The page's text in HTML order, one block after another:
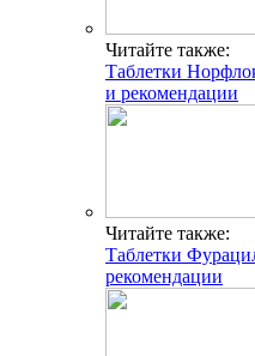
Читайте также:
Таблетки
и рекомендации
Читайте также:
Таблетки
рекомендации